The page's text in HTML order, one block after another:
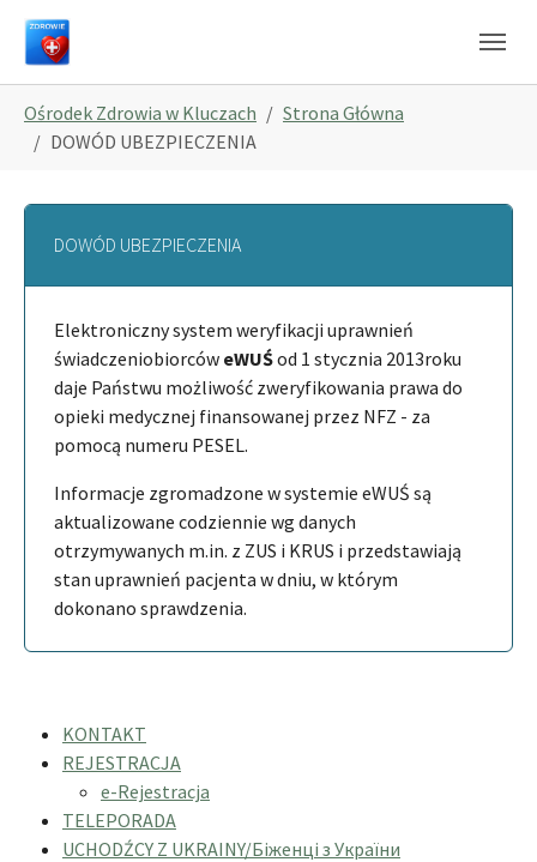
Skip to main navigation
Skip to main content
Skip to page footer
Ośrodek Zdrowia w Kluczach
Strona Główna
DOWÓD UBEZPIECZENIA
DOWÓD UBEZPIECZENIA
Elektroniczny system weryfikacji uprawnień
świadczeniobiorców eWUŚod 1 stycznia 2013roku
daje Państwu możliwość zweryfikowania prawa do
opieki medycznej finansowanej przez NFZ - za
pomocą numeru PESEL.
Informacje zgromadzone w systemie eWUŚ są
aktualizowane codziennie wg danych
otrzymywanych m.in. z ZUS i KRUS i przedstawiają
stan uprawnień pacjenta w dniu, w którym
dokonano sprawdzenia.
KONTAKT
REJESTRACJA
e-Rejestracja
TELEPORADA
UCHODŹCY Z UKRAINY/Біженці з України